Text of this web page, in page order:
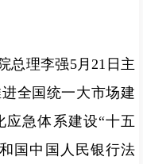
总理李强5月21日主
全国统一大市场建
急体系建设“十五
国中国人民银行法